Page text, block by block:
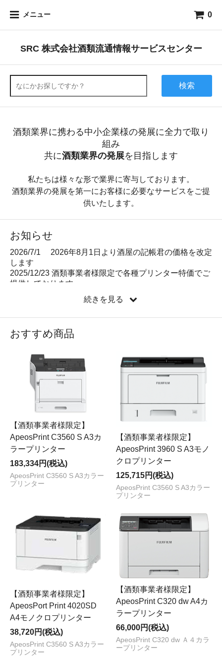
メニュー 0
SRC 株式会社酒類流通情報サービスセンター
検索
酒類業界に携わる中小企業様の発展に全力で取り
組み
共に酒類業界の発展を目指します
私たちは様々な形で業界に寄与しております。
酒類業界の発展を第一にお客様に必要なサービスをご提
供いたします。
お知らせ
2026/7/1 2026年8月1日より酒屋の記帳君の価格を改定
します
2025/12/23 酒類事業者様限定で各種プリンター特価でご
提供しております
2024/10/23 EZManagerの取り扱いは、終了させていただ
2021/05/11 EZManagerはニューアルのためご新規様への
2021/05/11 会員の皆様へ サイトリニューアルに伴いまし
て、当サイトにての備品のご購入などには再度新しく
「新規会員登録」を行っていただけますようお願いを申
し上げます。お手数をおかけ致しまして申し訳ございま
続きを見る
おすすめ商品
【酒類事業者様限定】
ApeosPrint C3560 S A3カ
ラープリンター
183,334円(税込)
ApeosPrint C3560 S A3カラー
プリンター
【酒類事業者様限定】
ApeosPrint 3960 S A3モノ
クロプリンター
125,715円(税込)
ApeosPrint C3560 S A3カラー
プリンター
【酒類事業者様限定】
ApeosPort Print 4020SD
A4モノクロプリンター
38,720円(税込)
ApeosPrint C3560 S A3カラー
プリンター
【酒類事業者様限定】
ApeosPrint C320 dw A4カ
ラープリンター
66,000円(税込)
ApeosPrint C320 dw Ａ４カラ
ープリンター